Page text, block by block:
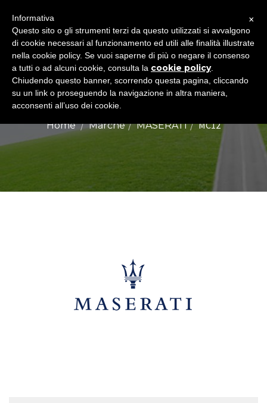
MASERATI MC12
Home Marche MASERATI MC12
×
Informativa
Questo sito o gli strumenti terzi da questo utilizzati si avvalgono
di cookie necessari al funzionamento ed utili alle finalità illustrate
nella cookie policy. Se vuoi saperne di più o negare il consenso
a tutti o ad alcuni cookie, consulta la cookie policy.
Chiudendo questo banner, scorrendo questa pagina, cliccando
su un link o proseguendo la navigazione in altra maniera,
acconsenti all’uso dei cookie.